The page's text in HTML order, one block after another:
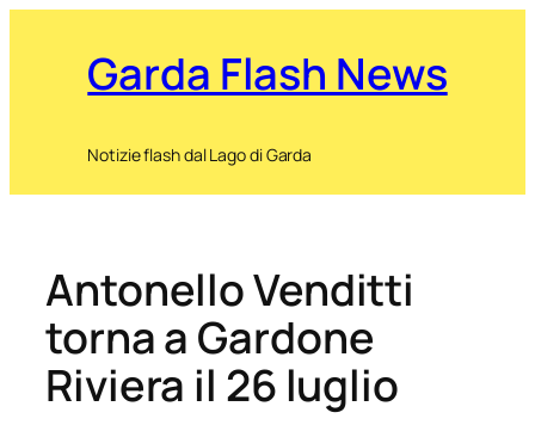
Garda Flash News
Notizie flash dal Lago di Garda
Antonello Venditti
torna a Gardone
Riviera il 26 luglio